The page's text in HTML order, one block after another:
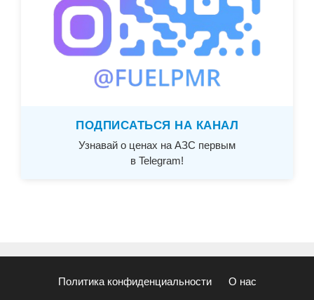
ПОДПИСАТЬСЯ НА КАНАЛ
Узнавай о ценах на АЗС первым
в Telegram!
Политика конфиденциальности О нас